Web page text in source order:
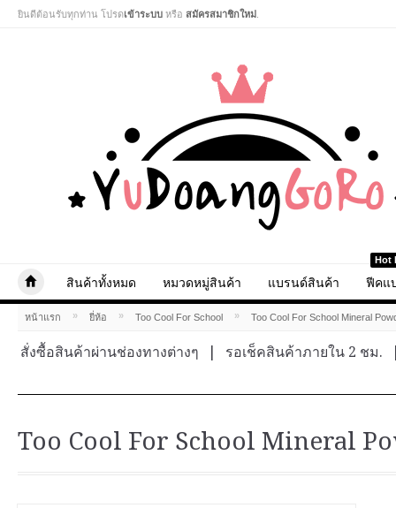
ยินดีต้อนรับทุกท่าน โปรดเข้าระบบ หรือ สมัครสมาชิกใหม่
สินค้าทั้งหมด หมวดหมู่สินค้า แบรนด์สินค้า
Hot
ฟีคแ
หน้าแรก » ยี่ห้อ » Too Cool For School » Too Cool For School Mineral
สั่งซื้อสินค้าผ่านช่องทางต่างๆ รอเช็คสินค้าภายใน 2 ชม.
Too Cool For School Mineral